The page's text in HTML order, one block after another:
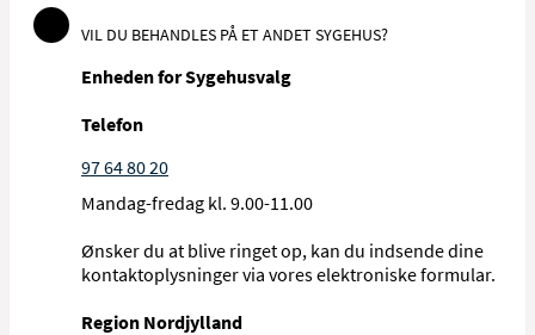
VIL DU BEHANDLES PÅ ET ANDET SYGEHUS?
Enheden for Sygehusvalg
Telefon
97 64 80 20
Mandag-fredag kl. 9.00-11.00
Ønsker du at blive ringet op, kan du indsende dine
kontaktoplysninger via vores elektroniske formular.
Region Nordjylland